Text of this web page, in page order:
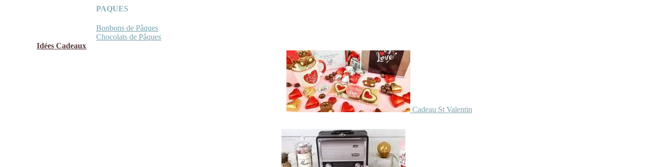
PAQUES
Bonbons de Pâques
Chocolats de Pâques
Idées Cadeaux
Cadeau St Valentin